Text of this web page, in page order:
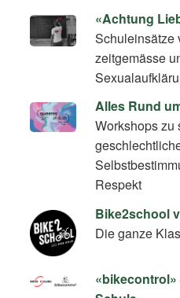
«Achtung
Schuleinsätze
zeitgemässe
Alles Rund
Workshops zu
Respekt
Bike2school
Die ganze